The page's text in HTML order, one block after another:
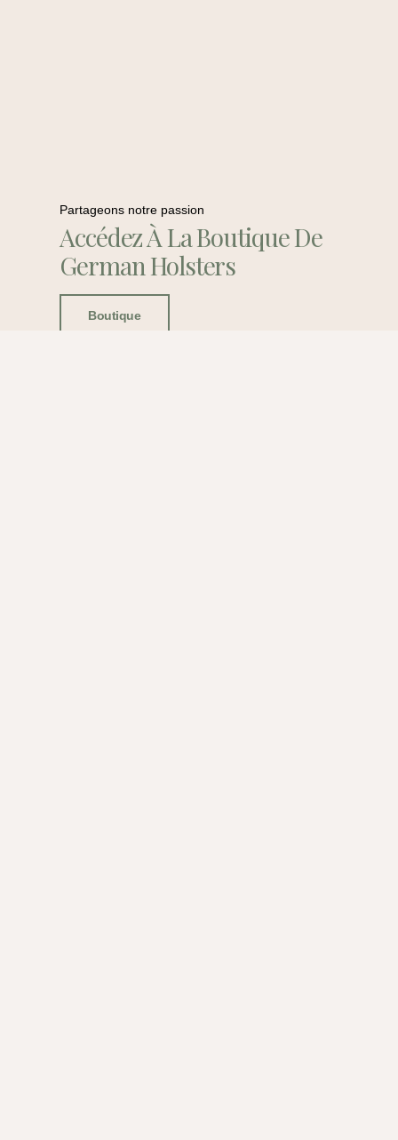
Partageons notre passion
Accédez À La Boutique De
German Holsters
Boutique